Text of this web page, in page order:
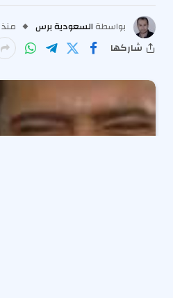
بواسطة السعودية برس منذ 10 أشهر
شاركها